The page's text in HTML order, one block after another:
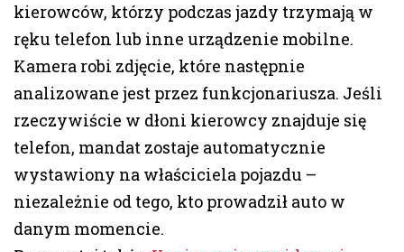
kierowców, którzy podczas jazdy trzymają w
ręku telefon lub inne urządzenie mobilne.
Kamera robi zdjęcie, które następnie
analizowane jest przez funkcjonariusza. Jeśli
rzeczywiście w dłoni kierowcy znajduje się
telefon, mandat zostaje automatycznie
wystawiony na właściciela pojazdu –
niezależnie od tego, kto prowadził auto w
danym momencie.